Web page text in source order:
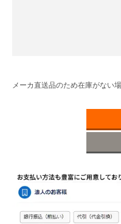
メーカ直送品のため在庫がない